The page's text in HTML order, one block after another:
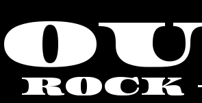
ROCK